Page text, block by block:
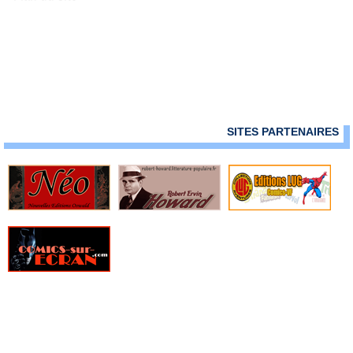
› Mandrake - Mondes mysterieux - 123
› Mandrake - Mondes mysterieux - 124
› Mandrake - Mondes mysterieux - 125
› Mandrake - Mondes mysterieux - 126
› Mandrake - Mondes mysterieux - 127
› Mandrake - Mondes mysterieux - 128
› Mandrake - Mondes mysterieux - 129
› Mandrake - Mondes mysterieux - 130
SITES PARTENAIRES